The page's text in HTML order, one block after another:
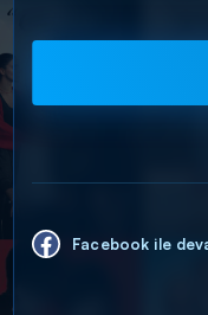
Facebook ile